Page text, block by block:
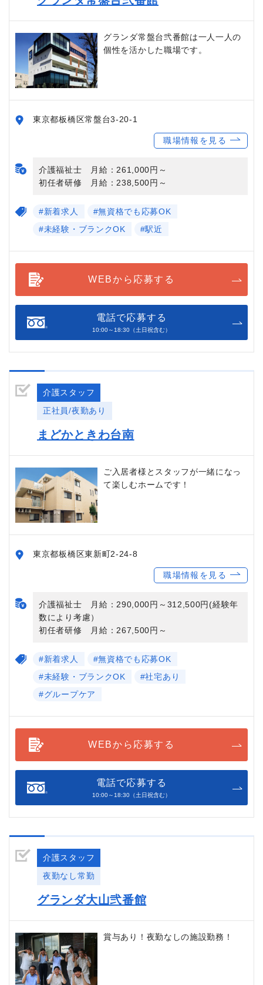
グランダ常盤台弐番館は一人一人の
個性を活かした職場です。
東京都板橋区常盤台3-20-1
職場情報を見る
介護福祉士 月給：261,000円～
初任者研修 月給：238,500円～
#新着求人
#無資格でも応募OK
#未経験・ブランクOK
#駅近
WEBから応募する
電話で応募する
10:00～18:30（土日祝含む）
介護スタッフ
正社員/夜勤あり
まどかときわ台南
ご入居者様とスタッフが一緒になっ
て楽しむホームです！
東京都板橋区東新町2-24-8
職場情報を見る
介護福祉士 月給：290,000円～312,500円(経験年
数により考慮）
初任者研修 月給：267,500円～
#新着求人
#無資格でも応募OK
#未経験・ブランクOK
#社宅あり
#グループケア
WEBから応募する
電話で応募する
10:00～18:30（土日祝含む）
介護スタッフ
夜勤なし常勤
グランダ大山弐番館
賞与あり！夜勤なしの施設勤務！